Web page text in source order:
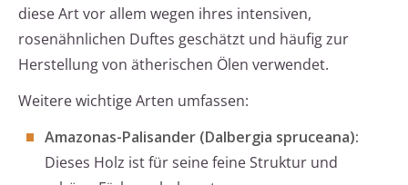
diese Art vor allem wegen ihres intensiven,
rosenähnlichen Duftes geschätzt und häufig zur
Herstellung von ätherischen Ölen verwendet.
Weitere wichtige Arten umfassen:
Amazonas-Palisander (Dalbergia spruceana):
Dieses Holz ist für seine feine Struktur und